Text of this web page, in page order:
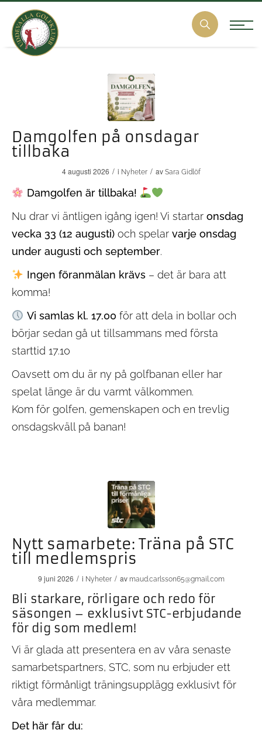
Damgolfen på onsdagar
tillbaka
4 augusti 2026 / i Nyheter / av Sara Gidlöf
Damgolfen är tillbaka!
Nu drar vi äntligen igång igen! Vi startar onsdag
vecka 33 (12 augusti) och spelar varje onsdag
under augusti och september.
Ingen föranmälan krävs– det är bara att
komma!
Vi samlas kl. 17.00 för att dela in bollar och
börjar sedan gå ut tillsammans med första
starttid 17.10
Oavsett om du är ny på golfbanan eller har
spelat länge är du varmt välkommen.
Kom för golfen, gemenskapen och en trevlig
onsdagskväll på banan!
Nytt samarbete: Träna på STC
till medlemspris
9 juni 2026 / i Nyheter / av maud.carlsson65@gmail.com
Bli starkare, rörligare och redo för
säsongen – exklusivt STC-erbjudande
för dig som medlem!
Vi är glada att presentera en av våra senaste
samarbetspartners, STC, som nu erbjuder ett
riktigt förmånligt träningsupplägg exklusivt för
våra medlemmar.
Det här får du: